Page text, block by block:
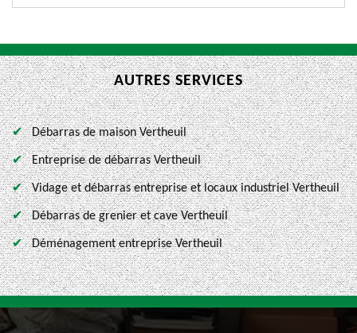
AUTRES SERVICES
Débarras de maison Vertheuil
Entreprise de débarras Vertheuil
Vidage et débarras entreprise et locaux industriel Vertheuil
Débarras de grenier et cave Vertheuil
Déménagement entreprise Vertheuil